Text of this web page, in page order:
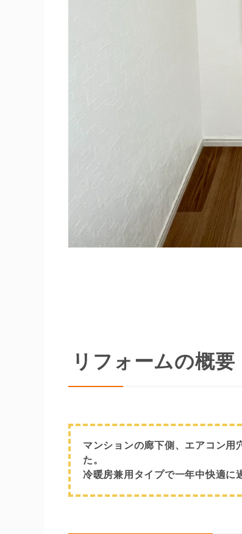
リフォームの概要
マンションの廊下側、エアコン用
た。
冷暖房兼用タイプで一年中快適に